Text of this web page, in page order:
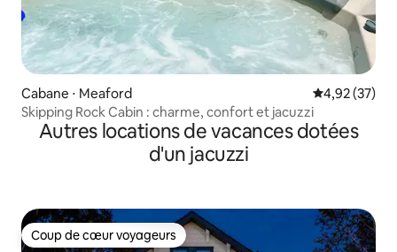
Cabane ⋅ Meaford Évaluation
4,92 (37)
Skipping Rock Cabin : charme, confort et jacuzzi
Autres locations de vacances dotées
d'un jacuzzi
Coup de cœur voyageurs
Coup de cœur voyageurs